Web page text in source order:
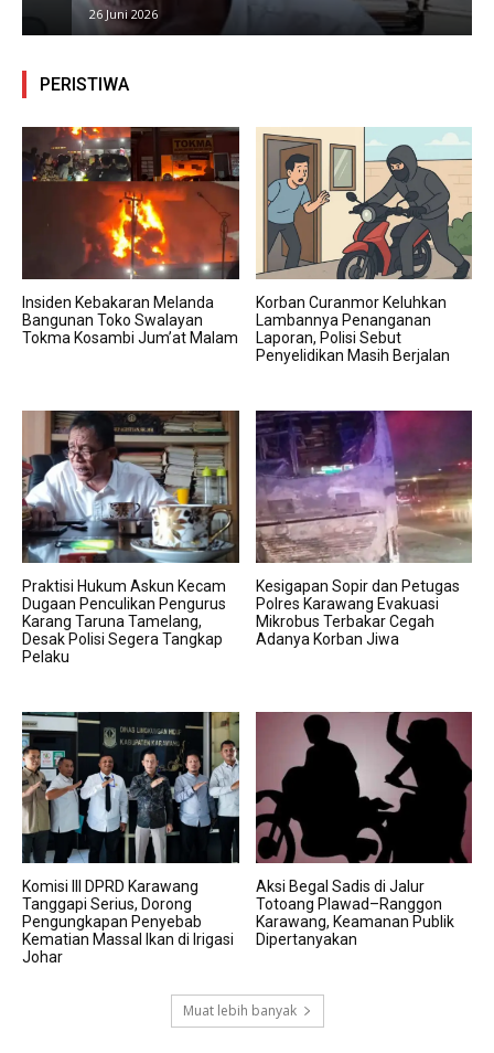
26 Juni 2026
PERISTIWA
Insiden Kebakaran Melanda
Bangunan Toko Swalayan
Tokma Kosambi Jum’at Malam
Korban Curanmor Keluhkan
Lambannya Penanganan
Laporan, Polisi Sebut
Penyelidikan Masih Berjalan
Praktisi Hukum Askun Kecam
Dugaan Penculikan Pengurus
Karang Taruna Tamelang,
Desak Polisi Segera Tangkap
Pelaku
Kesigapan Sopir dan Petugas
Polres Karawang Evakuasi
Mikrobus Terbakar Cegah
Adanya Korban Jiwa
Komisi III DPRD Karawang
Tanggapi Serius, Dorong
Pengungkapan Penyebab
Kematian Massal Ikan di Irigasi
Johar
Aksi Begal Sadis di Jalur
Totoang Plawad–Ranggon
Karawang, Keamanan Publik
Dipertanyakan
Muat lebih banyak